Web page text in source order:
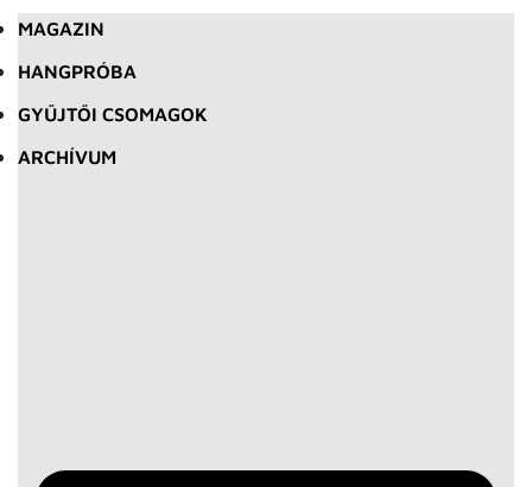
MAGAZIN
HANGPRÓBA
GYŰJTŐI CSOMAGOK
ARCHÍVUM